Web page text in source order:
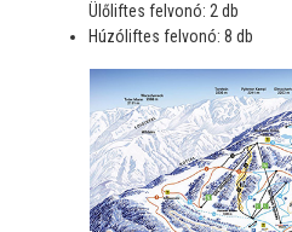
Ülőliftes felvonó: 2 db
Húzóliftes felvonó: 8 db